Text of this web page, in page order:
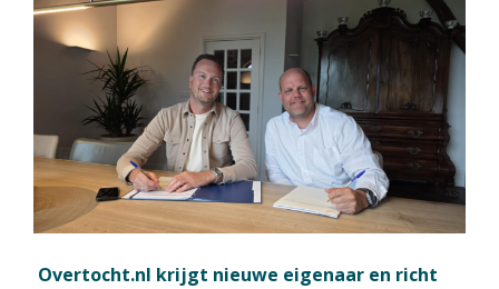
Overtocht.nl krijgt nieuwe eigenaar en richt